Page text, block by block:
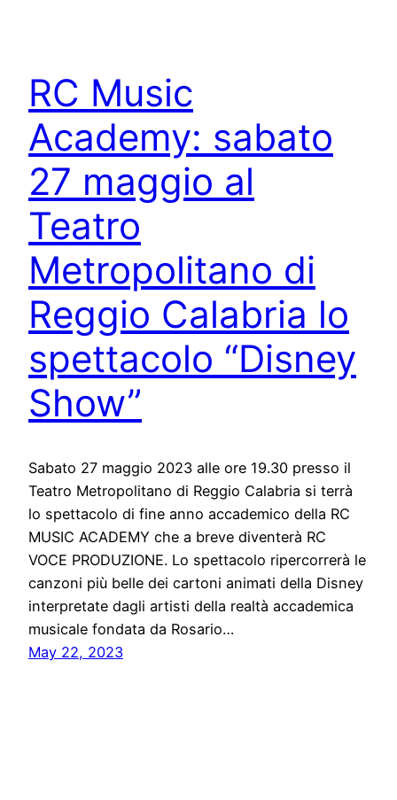
RC Music
Academy: sabato
27 maggio al
Teatro
Metropolitano di
Reggio Calabria lo
spettacolo “Disney
Show”
Sabato 27 maggio 2023 alle ore 19.30 presso il
Teatro Metropolitano di Reggio Calabria si terrà
lo spettacolo di fine anno accademico della RC
MUSIC ACADEMY che a breve diventerà RC
VOCE PRODUZIONE. Lo spettacolo ripercorrerà le
canzoni più belle dei cartoni animati della Disney
interpretate dagli artisti della realtà accademica
musicale fondata da Rosario…
May 22, 2023